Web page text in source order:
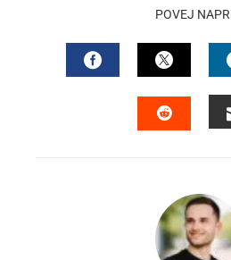
POVEJ
FACEBOOK